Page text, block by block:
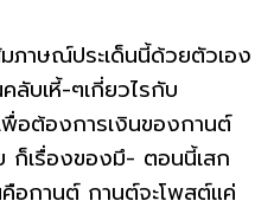
ภาษณ์ประเด็นนี้ด้วยตัวเอง
บเหี้-ๆเกี่ยวไรกับ
อต้องการเงินของกานต์
ก็เรื่องของมึ- ตอนนี้เสก
อกานต์ กานต์จะโพสต์แค่